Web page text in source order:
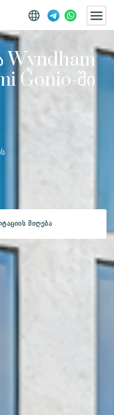
Wyndham
Gonio-ში
ᲛᲘᲦᲔᲑᲐ